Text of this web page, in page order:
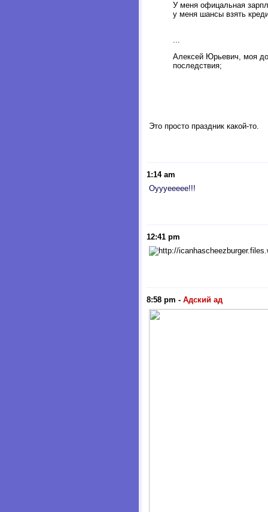
У меня офицальная
у меня шансы взять
...
Алексей Юрьевич, моя
последствия;
Это просто праздник какой-то.
1:14 am
Оуууеееее!!!
12:41 pm
8:58 pm - Адский ад